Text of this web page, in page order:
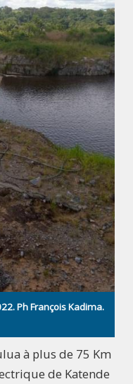
Ph François Kadima.
à plus de 75 Km
de Katende